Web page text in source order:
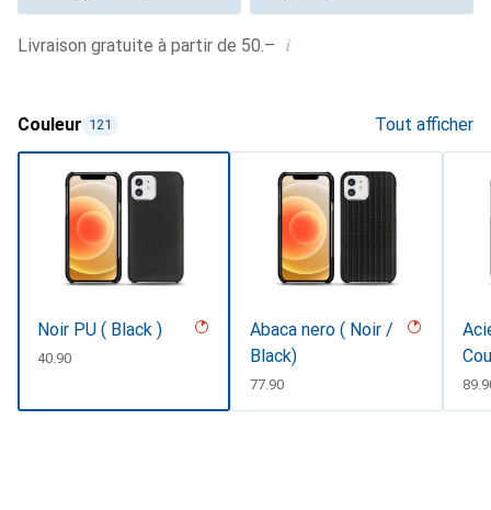
Livraison gratuite à partir de 50.– i
Couleur 121 Tout afficher
Noir PU ( Black )
CHF
40.90
Abaca nero ( Noir /
Black)
CHF
77.90 CHF